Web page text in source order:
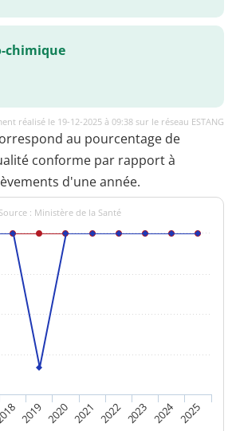
chimique
réalisé le 19-12-2025 à 09:38 sur le réseau ESTANG
au pourcentage de
conforme par rapport à
d'une année.
: Ministère de la Santé
2019 2020 2021 2022 2023 2024 2025